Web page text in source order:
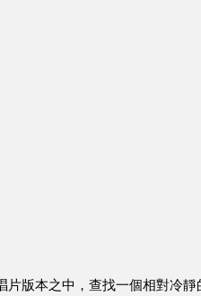
版本之中，查找一個相對冷